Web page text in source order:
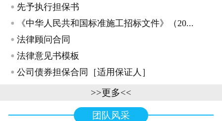
· 先予执行担保书
· 《中华人民共和国标准施工招标文件》（20...
· 法律顾问合同
· 法律意见书模板
· 公司债券担保合同［适用保证人］
>>更多<<
团队风采